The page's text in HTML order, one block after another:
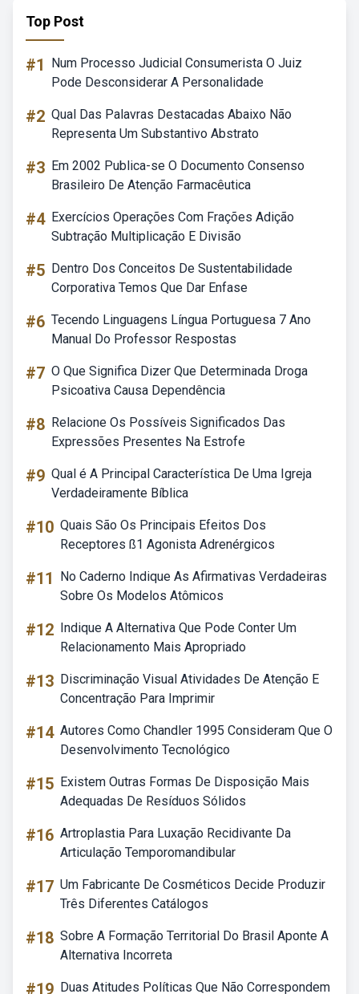
Top Post
#1
Num Processo Judicial Consumerista O Juiz
Pode Desconsiderar A Personalidade
#2 Qual Das Palavras Destacadas Abaixo Não
Representa Um Substantivo Abstrato
#3 Em 2002 Publica-se O Documento Consenso
Brasileiro De Atenção Farmacêutica
#4 Exercícios Operações Com Frações Adição
Subtração Multiplicação E Divisão
#5 Dentro Dos Conceitos De Sustentabilidade
Corporativa Temos Que Dar Enfase
#6 Tecendo Linguagens Língua Portuguesa 7 Ano
Manual Do Professor Respostas
#7 O Que Significa Dizer Que Determinada Droga
Psicoativa Causa Dependência
#8 Relacione Os Possíveis Significados Das
Expressões Presentes Na Estrofe
#9 Qual é A Principal Característica De Uma Igreja
Verdadeiramente Bíblica
#10 Quais São Os Principais Efeitos Dos
Receptores ß1 Agonista Adrenérgicos
#11
No Caderno Indique As Afirmativas Verdadeiras
Sobre Os Modelos Atômicos
#12 Indique A Alternativa Que Pode Conter Um
Relacionamento Mais Apropriado
#13 Discriminação Visual Atividades De Atenção E
Concentração Para Imprimir
#14 Autores Como Chandler 1995 Consideram Que O
Desenvolvimento Tecnológico
#15 Existem Outras Formas De Disposição Mais
Adequadas De Resíduos Sólidos
#16 Artroplastia Para Luxação Recidivante Da
Articulação Temporomandibular
#17 Um Fabricante De Cosméticos Decide Produzir
Três Diferentes Catálogos
#18 Sobre A Formação Territorial Do Brasil Aponte A
Alternativa Incorreta
#19 Duas Atitudes Políticas Que Não Correspondem